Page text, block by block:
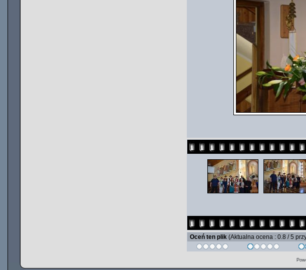
Oceń ten plik (Aktualna ocena : 0.8 / 5